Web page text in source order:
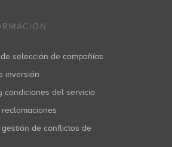
de selección de compañías
inversión
condiciones del servicio
reclamaciones